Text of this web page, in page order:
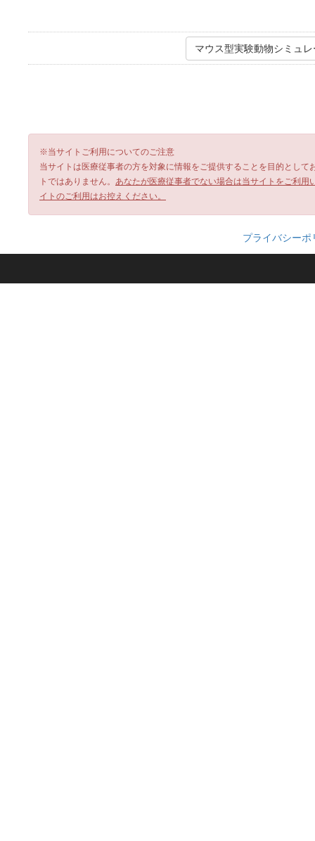
マウス型実験動物シミュ
※当サイトご利用についてのご注意
当サイトは医療従事者の方を対象に情報をご提供することを目的とし
トではありません。 あなたが医療従事者でない場合は当サイトをご利
イトのご利用はお控えください。
プライバシーポ